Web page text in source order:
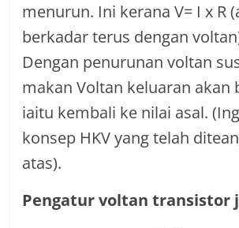
menurun. Ini kerana V= I x R
berkadar terus dengan
Dengan penurunan voltan
makan Voltan keluaran akan
iaitu kembali ke nilai asal.
konsep HKV yang telah
atas).
Pengatur voltan transistor